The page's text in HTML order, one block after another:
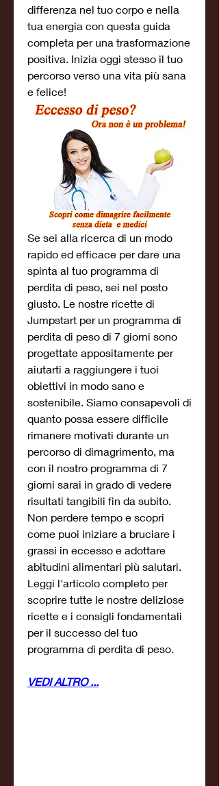
differenza nel tuo corpo e nella
tua energia con questa guida
completa per una trasformazione
positiva. Inizia oggi stesso il tuo
percorso verso una vita più sana
e felice!
Se sei alla ricerca di un modo
rapido ed efficace per dare una
spinta al tuo programma di
perdita di peso, sei nel posto
giusto. Le nostre ricette di
Jumpstart per un programma di
perdita di peso di 7 giorni sono
progettate appositamente per
aiutarti a raggiungere i tuoi
obiettivi in modo sano e
sostenibile. Siamo consapevoli di
quanto possa essere difficile
rimanere motivati durante un
percorso di dimagrimento, ma
con il nostro programma di 7
giorni sarai in grado di vedere
risultati tangibili fin da subito.
Non perdere tempo e scopri
come puoi iniziare a bruciare i
grassi in eccesso e adottare
abitudini alimentari più salutari.
Leggi l'articolo completo per
scoprire tutte le nostre deliziose
ricette e i consigli fondamentali
per il successo del tuo
programma di perdita di peso.
VEDI ALTRO ...